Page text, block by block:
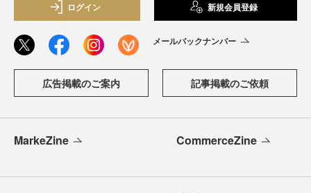
ログイン 新規会員登録
メールバックナンバー
広告掲載のご案内 記事掲載のご依頼
MarkeZine CommerceZine